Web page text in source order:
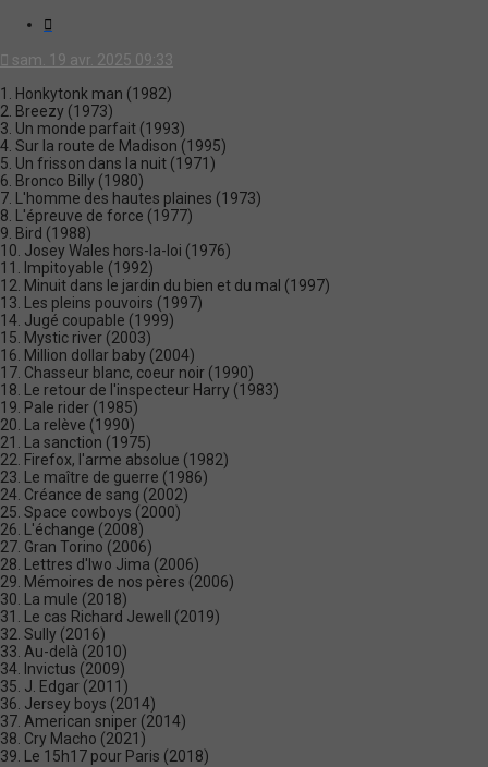
sam. 19 avr. 2025 09:33
1. Honkytonk man (1982)
2. Breezy (1973)
3. Un monde parfait (1993)
4. Sur la route de Madison (1995)
5. Un frisson dans la nuit (1971)
6. Bronco Billy (1980)
7. L'homme des hautes plaines (1973)
8. L'épreuve de force (1977)
9. Bird (1988)
10. Josey Wales hors-la-loi (1976)
11. Impitoyable (1992)
12. Minuit dans le jardin du bien et du mal (1997)
13. Les pleins pouvoirs (1997)
14. Jugé coupable (1999)
15. Mystic river (2003)
16. Million dollar baby (2004)
17. Chasseur blanc, coeur noir (1990)
18. Le retour de l'inspecteur Harry (1983)
19. Pale rider (1985)
20. La relève (1990)
21. La sanction (1975)
22. Firefox, l'arme absolue (1982)
23. Le maître de guerre (1986)
24. Créance de sang (2002)
25. Space cowboys (2000)
26. L'échange (2008)
27. Gran Torino (2006)
28. Lettres d'Iwo Jima (2006)
29. Mémoires de nos pères (2006)
30. La mule (2018)
31. Le cas Richard Jewell (2019)
32. Sully (2016)
33. Au-delà (2010)
34. Invictus (2009)
35. J. Edgar (2011)
36. Jersey boys (2014)
37. American sniper (2014)
38. Cry Macho (2021)
39. Le 15h17 pour Paris (2018)